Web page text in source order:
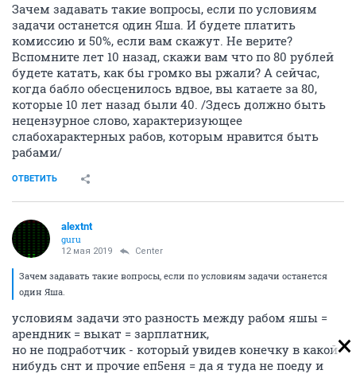
Зачем задавать такие вопросы, если по условиям
задачи останется один Яша. И будете платить
комиссию и 50%, если вам скажут. Не верите?
Вспомните лет 10 назад, скажи вам что по 80 рублей
будете катать, как бы громко вы ржали? А сейчас,
когда бабло обесценилось вдвое, вы катаете за 80,
которые 10 лет назад были 40. /Здесь должно быть
нецензурное слово, характеризующее
слабохарактерных рабов, которым нравится быть
рабами/
ОТВЕТИТЬ
alextnt
guru
12 мая 2019 Center
Зачем задавать такие вопросы, если по условиям задачи останется
один Яша.
условиям задачи это разность между рабом яшы =
арендник = выкат = зарплатник,
но не подработчик - который увидев конечку в какой
нибудь снт и прочие еп5еня = да я туда не поеду и